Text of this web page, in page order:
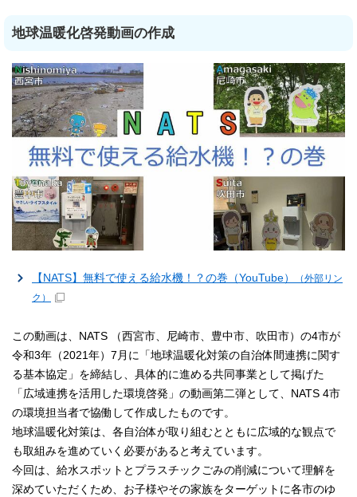
地球温暖化啓発動画の作成
【NATS】無料で使える給水機！？の巻（YouTube）
（外部リン
ク）
この動画は、NATS （西宮市、尼崎市、豊中市、吹田市）の4市が
令和3年（2021年）7月に「地球温暖化対策の自治体間連携に関す
る基本協定」を締結し、具体的に進める共同事業として掲げた
「広域連携を活用した環境啓発」の動画第二弾として、NATS 4市
の環境担当者で協働して作成したものです。
地球温暖化対策は、各自治体が取り組むとともに広域的な観点で
も取組みを進めていく必要があると考えています。
今回は、給水スポットとプラスチックごみの削減について理解を
深めていただくため、お子様やその家族をターゲットに各市のゆ